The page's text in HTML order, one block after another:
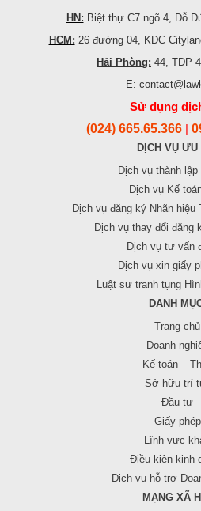
HN: Biệt thự C7 ngõ 4, Đỗ
HCM: 26 đường 04, KDC
Hải Phòng: 44, TDP
E:
Sử dụng
(024) 665.65.366
DỊCH VỤ ƯU
Dịch vụ thành
Dịch vụ Kế
Dịch vụ đăng ký Nhãn hiệu
Dịch vụ thay đổi đăng
Dịch vụ tư vấn
Dịch vụ xin giấy
Luật sư tranh tụng
DANH
Trang chủ
Doanh
Kế toán –
Sở hữu trí
Đầu tư
Giấy phép
Lĩnh vực
Điều kiện kinh
Dịch vụ hỗ trợ
MẠNG XÃ